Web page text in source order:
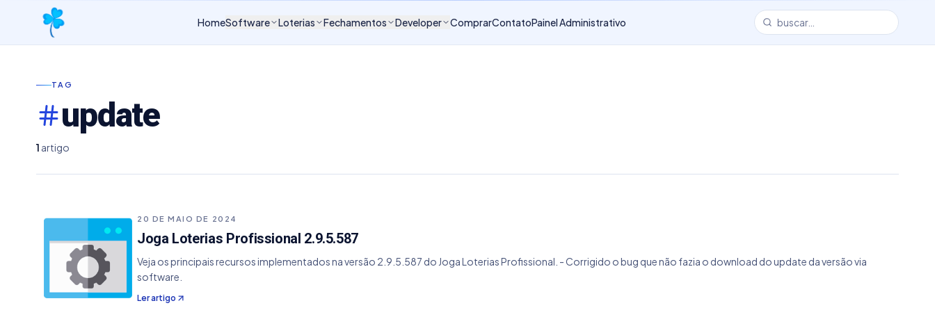
HomeSoftware Loterias Fechamentos Developer ComprarContatoPainel Administrativo
TAG
update
1 artigo
20 DE MAIO DE 2024
Joga Loterias Profissional 2.9.5.587
Veja os principais recursos implementados na versão 2.9.5.587 do Joga Loterias Profissional. - Corrigido o bug que não fazia o download do update da versão via
software.
Ler artigo